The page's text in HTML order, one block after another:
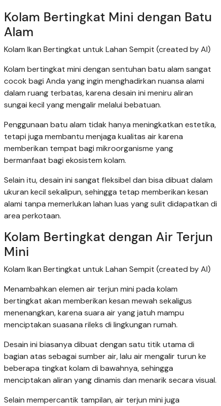
Kolam Bertingkat Mini dengan Batu
Alam
Kolam Ikan Bertingkat untuk Lahan Sempit (created by AI)
Kolam bertingkat mini dengan sentuhan batu alam sangat
cocok bagi Anda yang ingin menghadirkan nuansa alami
dalam ruang terbatas, karena desain ini meniru aliran
sungai kecil yang mengalir melalui bebatuan.
Penggunaan batu alam tidak hanya meningkatkan estetika,
tetapi juga membantu menjaga kualitas air karena
memberikan tempat bagi mikroorganisme yang
bermanfaat bagi ekosistem kolam.
Selain itu, desain ini sangat fleksibel dan bisa dibuat dalam
ukuran kecil sekalipun, sehingga tetap memberikan kesan
alami tanpa memerlukan lahan luas yang sulit didapatkan di
area perkotaan.
Kolam Bertingkat dengan Air Terjun
Mini
Kolam Ikan Bertingkat untuk Lahan Sempit (created by AI)
Menambahkan elemen air terjun mini pada kolam
bertingkat akan memberikan kesan mewah sekaligus
menenangkan, karena suara air yang jatuh mampu
menciptakan suasana rileks di lingkungan rumah.
Desain ini biasanya dibuat dengan satu titik utama di
bagian atas sebagai sumber air, lalu air mengalir turun ke
beberapa tingkat kolam di bawahnya, sehingga
menciptakan aliran yang dinamis dan menarik secara visual.
Selain mempercantik tampilan, air terjun mini juga